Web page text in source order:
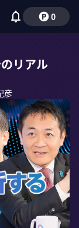
0
リアル
彦